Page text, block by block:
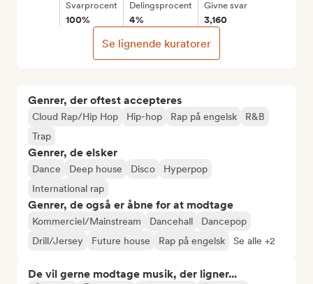
Genrer, der oftest accepteres
Cloud Rap/Hip Hop Hip-hop Rap på engelsk
R&B
Trap
Genrer, de elsker
Dance Deep house Disco
Hyperpop
International rap
Genrer, de også er åbne for at modtage
Kommerciel/Mainstream Dancehall
Dancepop
Drill/Jersey
Future house Rap på engelsk Se alle +2
De vil gerne modtage musik, der ligner...
Svarprocent
100%
Delingsprocent
4%
Givne svar
3,160
Se lignende kuratorer